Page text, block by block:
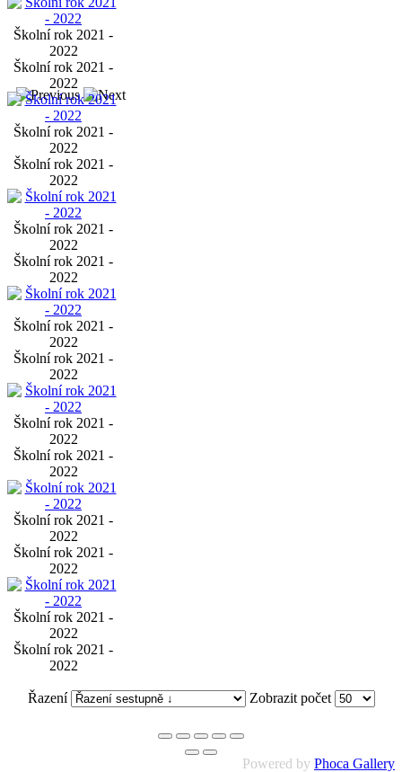
Školní rok 2021 -
2022
Školní rok 2021 -
2022
Školní rok 2021 -
2022
Školní rok 2021 -
2022
Školní rok 2021 -
2022
Školní rok 2021 -
2022
Školní rok 2021 -
2022
Školní rok 2021 -
2022
Školní rok 2021 -
2022
Školní rok 2021 -
2022
Školní rok 2021 -
2022
Školní rok 2021 -
2022
Školní rok 2021 -
2022
Školní rok 2021 -
2022
Řazení Zobrazit počet
Powered by Phoca Gallery